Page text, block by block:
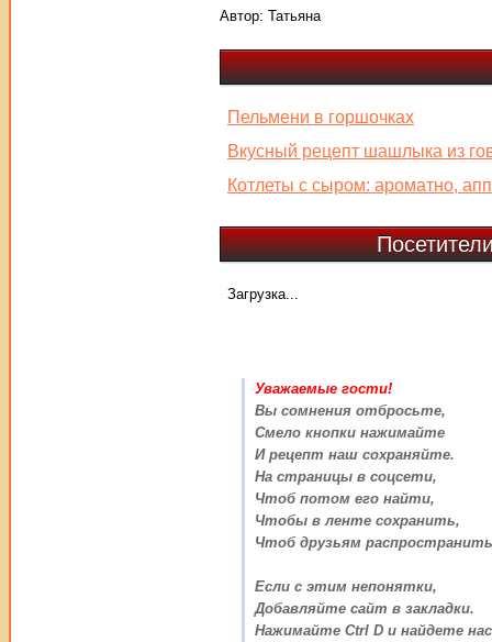
Автор: Татьяна
Пельмени в горшочках
Вкусный рецепт шашлыка из
Котлеты с сыром: ароматно,
Загрузка...
Уважаемые гости!
Вы сомнения отбросьте,
Смело кнопки нажимайте
И рецепт наш сохраняйте.
На страницы в соцсети,
Чтоб потом его найти,
Чтобы в ленте сохранить,
Чтоб друзьям
Если с этим непонятки,
Добавляйте сайт в закладки.
Нажимайте Ctrl D и найдете